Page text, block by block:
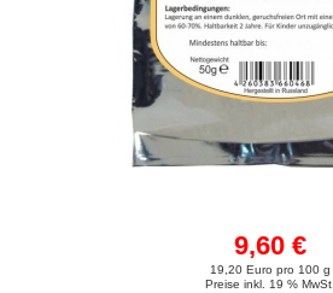
9,60 €
19,20 Euro pro 100 g
Preise inkl. 19 % MwSt.